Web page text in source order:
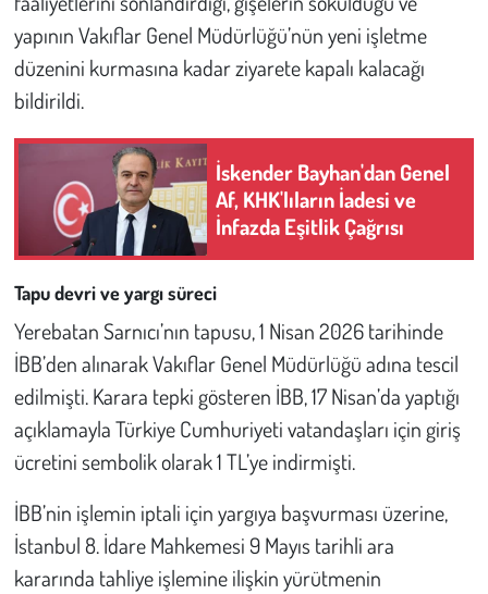
yapının Vakıflar Genel Müdürlüğü’nün yeni işletme
düzenini kurmasına kadar ziyarete kapalı kalacağı
bildirildi.
İskender Bayhan'dan Genel
Af, KHK'lıların İadesi ve
İnfazda Eşitlik Çağrısı
Tapu devri ve yargı süreci
Yerebatan Sarnıcı’nın tapusu, 1 Nisan 2026 tarihinde
İBB’den alınarak Vakıflar Genel Müdürlüğü adına tescil
edilmişti. Karara tepki gösteren İBB, 17 Nisan’da yaptığı
açıklamayla Türkiye Cumhuriyeti vatandaşları için giriş
ücretini sembolik olarak 1 TL’ye indirmişti.
İBB’nin işlemin iptali için yargıya başvurması üzerine,
İstanbul 8. İdare Mahkemesi 9 Mayıs tarihli ara
kararında tahliye işlemine ilişkin yürütmenin
Kent
Eğlence